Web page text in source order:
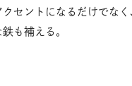
セントになるだけでな
も補える。